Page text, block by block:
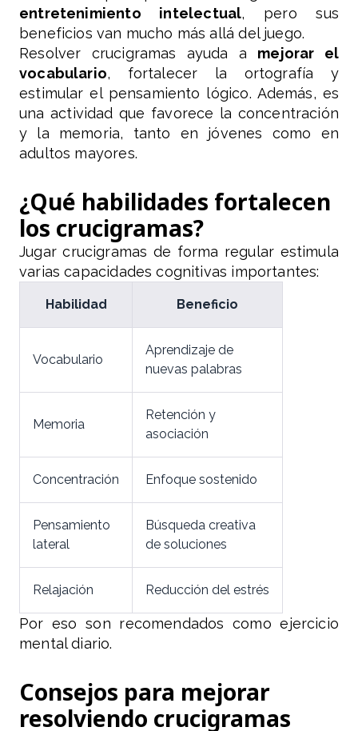
entretenimiento intelectual, pero sus
beneficios van mucho más allá del juego.
Resolver crucigramas ayuda a mejorar el
vocabulario, fortalecer la ortografía y
estimular el pensamiento lógico. Además, es
una actividad que favorece la concentración
y la memoria, tanto en jóvenes como en
adultos mayores.
¿Qué habilidades fortalecen
los crucigramas?
Jugar crucigramas de forma regular estimula
varias capacidades cognitivas importantes:
Habilidad Beneficio
Vocabulario
Aprendizaje de
nuevas palabras
Memoria
Retención y
asociación
Concentración Enfoque sostenido
Pensamiento
lateral
Búsqueda creativa
de soluciones
Relajación Reducción del estrés
Por eso son recomendados como ejercicio
mental diario.
Consejos para mejorar
resolviendo crucigramas